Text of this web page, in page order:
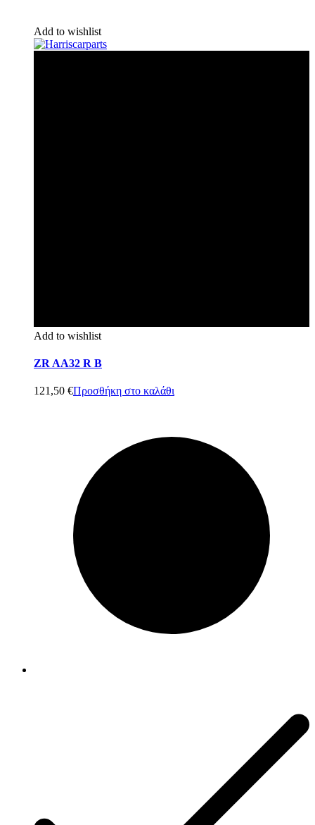
Add to wishlist
Add to wishlist
ZR AA32 R B
121,50 €Προσθήκη στο καλάθι